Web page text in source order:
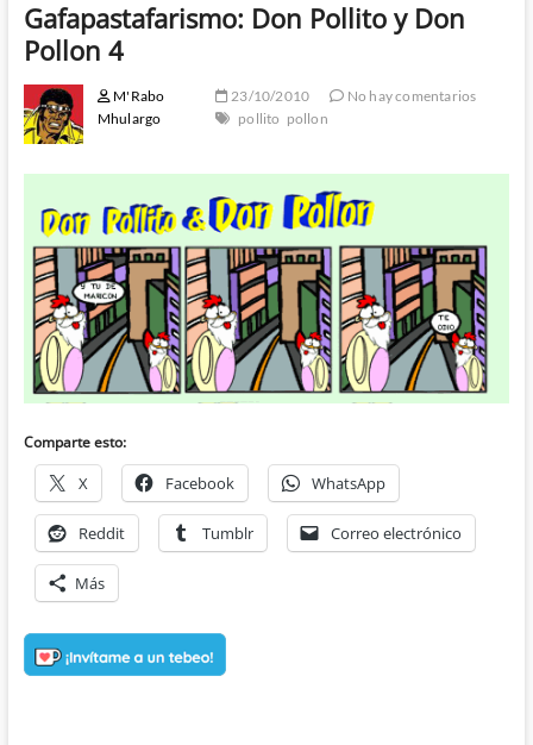
Gafapastafarismo: Don Pollito y Don
Pollon 4
M'Rabo
Mhulargo
23/10/2010
No hay comentarios
pollito pollon
Comparte esto:
X Facebook WhatsApp
Reddit Tumblr Correo electrónico
Más